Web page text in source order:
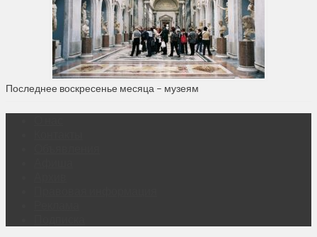
Последнее воскресенье месяца – музеям